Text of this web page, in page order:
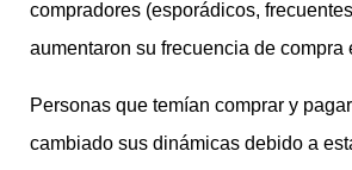
compradores (esporádicos,
aumentaron su frecuencia de compra
Personas que temían comprar y
cambiado sus dinámicas debido a